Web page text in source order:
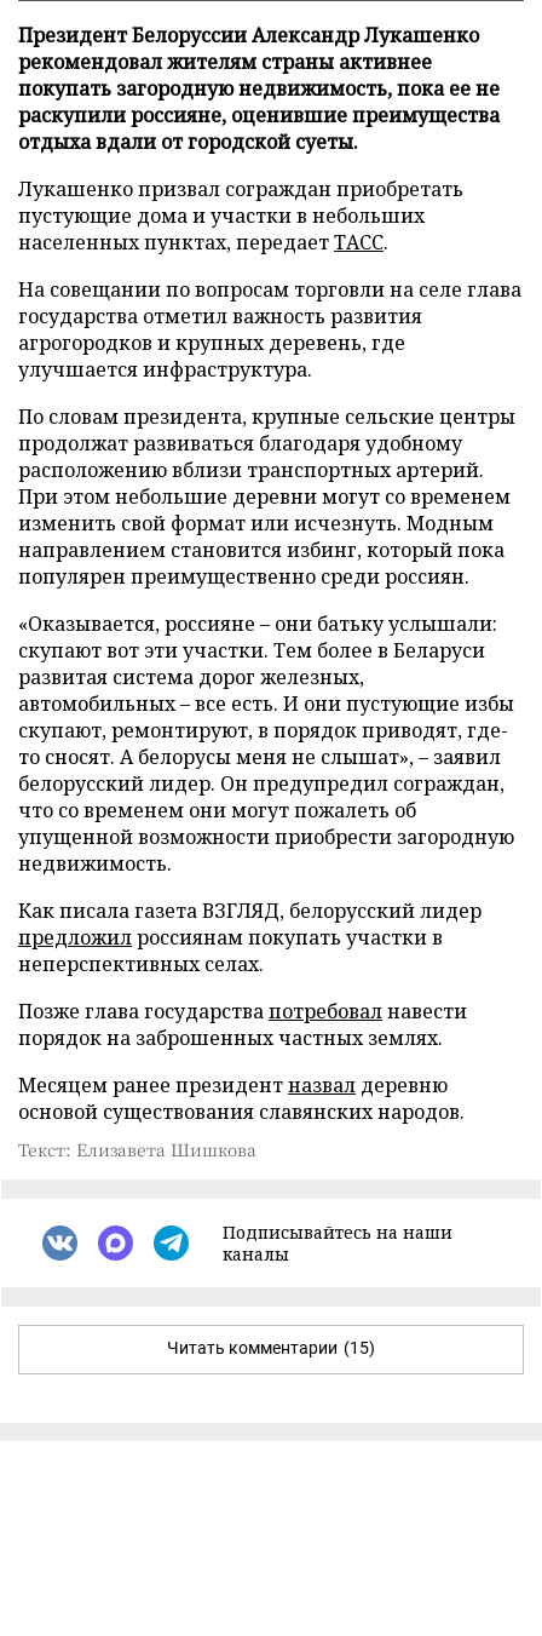
Президент Белоруссии Александр Лукашенко
рекомендовал жителям страны активнее
покупать загородную недвижимость, пока ее не
раскупили россияне, оценившие преимущества
отдыха вдали от городской суеты.
Лукашенко призвал сограждан приобретать
пустующие дома и участки в небольших
населенных пунктах, передаетТАСС.
На совещании по вопросам торговли на селе глава
государства отметил важность развития
агрогородков и крупных деревень, где
улучшается инфраструктура.
По словам президента, крупные сельские центры
продолжат развиваться благодаря удобному
расположению вблизи транспортных артерий.
При этом небольшие деревни могут со временем
изменить свой формат или исчезнуть. Модным
направлением становится избинг, который пока
популярен преимущественно среди россиян.
«Оказывается, россияне – они батьку услышали:
скупают вот эти участки. Тем более в Беларуси
развитая система дорог железных,
автомобильных – все есть. И они пустующие избы
скупают, ремонтируют, в порядок приводят, где-
то сносят. А белорусы меня не слышат», – заявил
белорусский лидер. Он предупредил сограждан,
что со временем они могут пожалеть об
упущенной возможности приобрести загородную
недвижимость.
Как писала газета ВЗГЛЯД, белорусский лидер
предложилроссиянам покупать участки в
неперспективных селах.
Позже глава государствапотребовалнавести
порядок на заброшенных частных землях.
Месяцем ранее президентназвал деревню
основой существования славянских народов.
Текст: Елизавета Шишкова
Подписывайтесь на наши
каналы
Читать комментарии (15)